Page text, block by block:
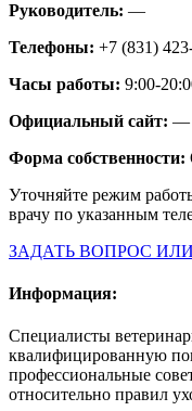
Руководитель: —
Телефоны: +7 (831)
Часы работы: 9:00-
Официальный сайт: —
Форма собственности:
Уточняйте режим
врачу по указанным
ЗАДАТЬ ВОПРОС
Информация:
Специалисты
квалифицированную
профессиональные
относительно правил